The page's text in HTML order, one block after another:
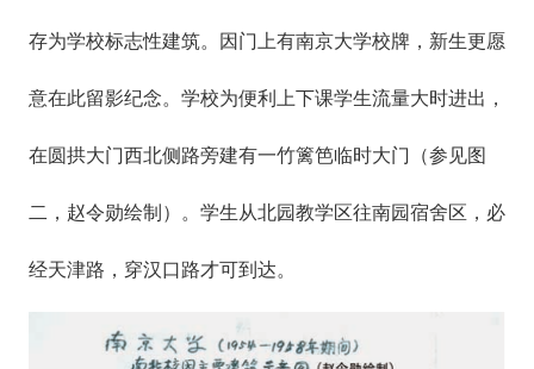
存为学校标志性建筑。因门上有南京大学校牌，新生更愿
意在此留影纪念。学校为便利上下课学生流量大时进出，
在圆拱大门西北侧路旁建有一竹篱笆临时大门（参见图
二，赵令勋绘制）。学生从北园教学区往南园宿舍区，必
经天津路，穿汉口路才可到达。